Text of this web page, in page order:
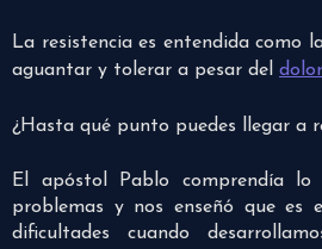
La resistencia es entendida como
aguantar y tolerar a pesar del dolor
¿Hasta qué punto puedes llegar a
El apóstol Pablo comprendía
problemas y nos enseñó que es
dificultades cuando